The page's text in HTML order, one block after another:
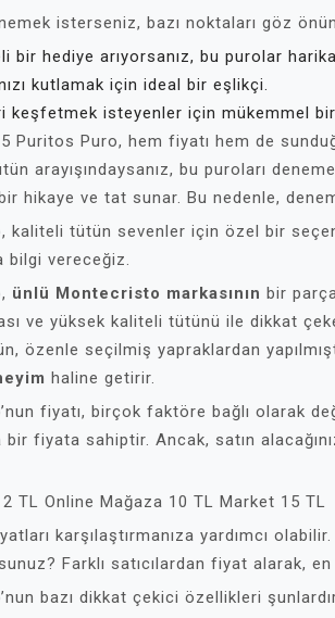
isterseniz, bazı noktaları göz
bir hediye arıyorsanız, bu purolar
kutlamak için ideal bir eşlikçi.
keşfetmek isteyenler için mükemmel
Puritos Puro, hem fiyatı hem de
arayışındaysanız, bu puroları
hikaye ve tat sunar. Bu nedenle,
tütün sevenler için özel bir
bilgi vereceğiz.
ünlü Montecristo markasının bir
ve yüksek kaliteli tütünü ile dikkat
özenle seçilmiş yapraklardan
haline getirir.
fiyatı, birçok faktöre bağlı olarak
bir fiyata sahiptir. Ancak, satın
TL Online Mağaza 10 TL Market 15 TL
karşılaştırmanıza yardımcı
Farklı satıcılardan fiyat alarak,
bazı dikkat çekici özellikleri